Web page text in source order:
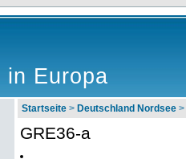
in Europa
Startseite > Deutschland Nordsee >
GRE36-a